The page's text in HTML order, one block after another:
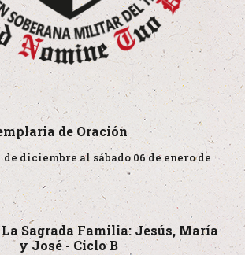
de Oración
de diciembre al sábado 06 de enero de
Sagrada Familia: Jesús, María
y José - Ciclo B